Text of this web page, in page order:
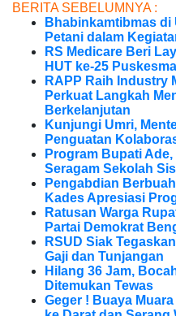
BERITA SEBELUMNYA :
Bhabinkamtibmas di
Petani dalam
RS Medicare Beri
HUT ke-25
RAPP Raih Industry
Perkuat Langkah
Berkelanjutan
Kunjungi Umri,
Penguatan
Program Bupati
Seragam Sekolah
Pengabdian
Kades Apresiasi
Ratusan Warga
Partai Demokrat
RSUD Siak
Gaji dan Tunjangan
Hilang 36 Jam,
Ditemukan Tewas
Geger ! Buaya